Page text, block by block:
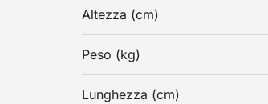
Altezza (cm)
Peso (kg)
Lunghezza (cm)